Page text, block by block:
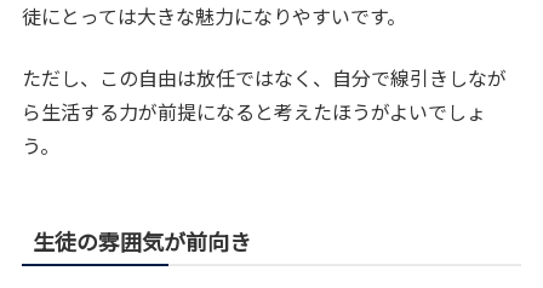
徒にとっては大きな魅力になりやすいです。
ただし、この自由は放任ではなく、自分で線引きしなが
ら生活する力が前提になると考えたほうがよいでしょ
う。
生徒の雰囲気が前向き